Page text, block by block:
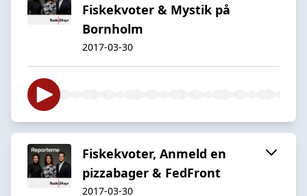
Fiskekvoter & Mystik på
Bornholm
2017-03-30
Fiskekvoter, Anmeld en
pizzabager & FedFront
2017-03-30